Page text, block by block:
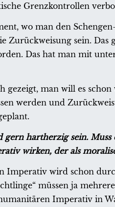
Grenzkontrollen
wo man den
Zurückweisung sein. Das
Das hat man mit
gezeigt, man will es
werden und
hartherzig sein.
wirken, der als
Imperativ wird schon
müssen ja
Imperativ in